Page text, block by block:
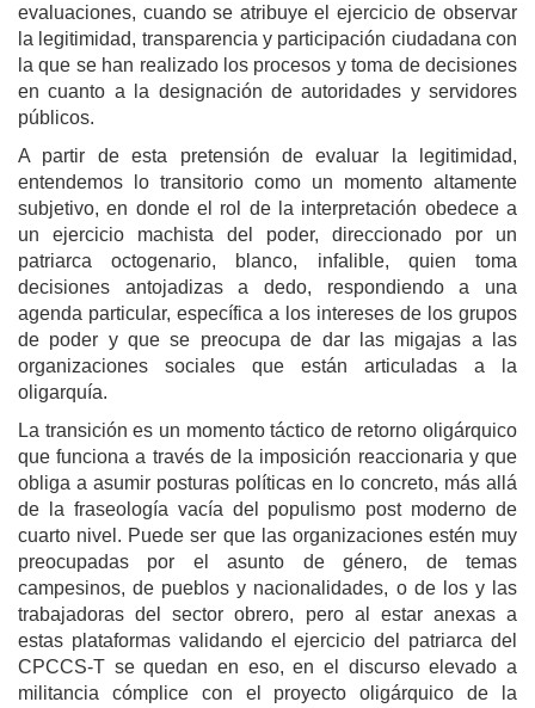
evaluaciones, cuando se atribuye el ejercicio de observar
la legitimidad, transparencia y participación ciudadana con
la que se han realizado los procesos y toma de decisiones
en cuanto a la designación de autoridades y servidores
públicos.
A partir de esta pretensión de evaluar la legitimidad,
entendemos lo transitorio como un momento altamente
subjetivo, en donde el rol de la interpretación obedece a
un ejercicio machista del poder, direccionado por un
patriarca octogenario, blanco, infalible, quien toma
decisiones antojadizas a dedo, respondiendo a una
agenda particular, específica a los intereses de los grupos
de poder y que se preocupa de dar las migajas a las
organizaciones sociales que están articuladas a la
oligarquía.
La transición es un momento táctico de retorno oligárquico
que funciona a través de la imposición reaccionaria y que
obliga a asumir posturas políticas en lo concreto, más allá
de la fraseología vacía del populismo post moderno de
cuarto nivel. Puede ser que las organizaciones estén muy
preocupadas por el asunto de género, de temas
campesinos, de pueblos y nacionalidades, o de los y las
trabajadoras del sector obrero, pero al estar anexas a
estas plataformas validando el ejercicio del patriarca del
CPCCS-T se quedan en eso, en el discurso elevado a
militancia cómplice con el proyecto oligárquico de la